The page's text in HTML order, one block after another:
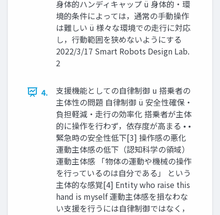
⾝体的ハンディキャップ ü ⾝体的・環
境的条件によっては，通常の⼿動操作
は難しい ü 様々な環境での⾛⾏に対応
し，⾏動範囲を狭めないようにする
2022/3/17 Smart Robots Design Lab.
2
4.
⽀援機能としての⾃律制御 u 搭乗者の
主体性の問題 ⾃律制御 ü 安全性確保・
負担軽減・⾛⾏の効率化 搭乗者が主体
的に操作を⾏わず，依存度が⾼まる • •
緊急時の安全性低下[3] 操作感の悪化
運動主体感の低下（認知科学の領域）
運動主体感 「物体の運動や機械の操作
を⾏っているのは⾃分である」 という
主体的な感覚[4] Entity who raise this
hand is myself 運動主体感を損なわな
い⽀援を⾏うには⾃律制御ではなく，